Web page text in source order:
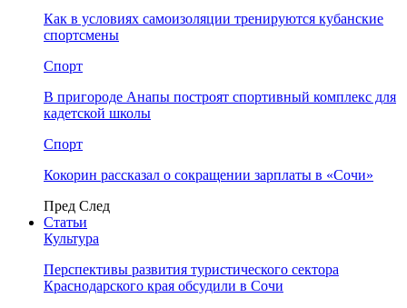
Как в условиях самоизоляции тренируются кубанские
спортсмены
Спорт
В пригороде Анапы построят спортивный комплекс для
кадетской школы
Спорт
Кокорин рассказал о сокращении зарплаты в «Сочи»
Пред След
Статьи
Культура
Перспективы развития туристического сектора
Краснодарского края обсудили в Сочи